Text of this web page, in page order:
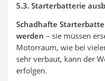
5.3. Starterbatterie
Schadhafte
werden – sie müssen
Motorraum, wie bei
sehr verbaut, kann der
erfolgen.